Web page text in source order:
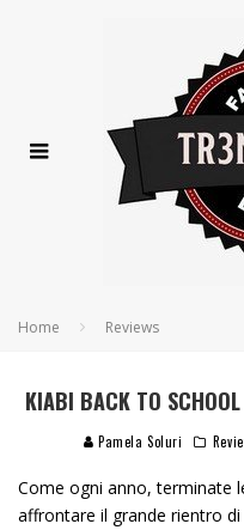
Home Reviews
KIABI BACK TO
Pamela Soluri
Come ogni anno, terminate
affrontare il grande rientro